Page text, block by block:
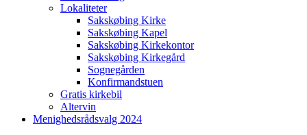
Lokaliteter
Sakskøbing Kirke
Sakskøbing Kapel
Sakskøbing Kirkekontor
Sakskøbing Kirkegård
Sognegården
Konfirmandstuen
Gratis kirkebil
Altervin
Menighedsrådsvalg 2024